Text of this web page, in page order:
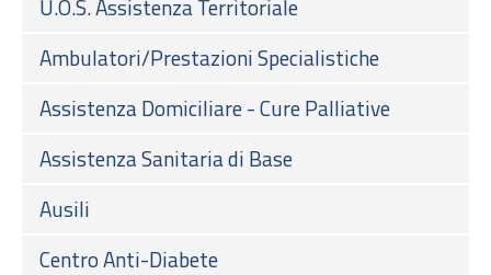
U.O.S. Assistenza Territoriale
Ambulatori/Prestazioni Specialistiche
Assistenza Domiciliare - Cure Palliative
Assistenza Sanitaria di Base
Ausili
Centro Anti-Diabete